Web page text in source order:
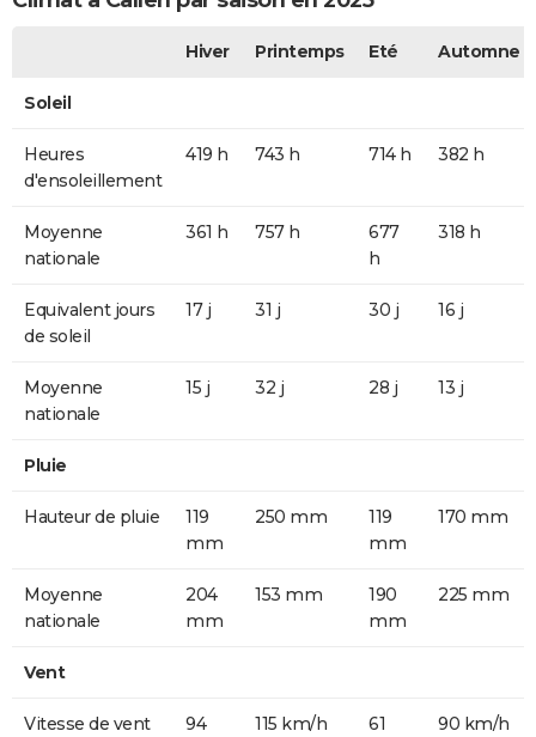
Hiver Printemps Eté Automne
Soleil
Heures
d'ensoleillement
419 h 743 h 714 h 382 h
Moyenne
nationale
361 h 757 h
677
h
318 h
Equivalent jours
de soleil
17 j 31 j 30 j 16 j
Moyenne
nationale
15 j 32 j 28 j 13 j
Pluie
Hauteur de pluie
119
mm
250 mm
119
mm
170 mm
Moyenne
nationale
204
mm
153 mm
190
mm
225 mm
Vent
Vitesse de vent
94
115 km/h
61
90 km/h